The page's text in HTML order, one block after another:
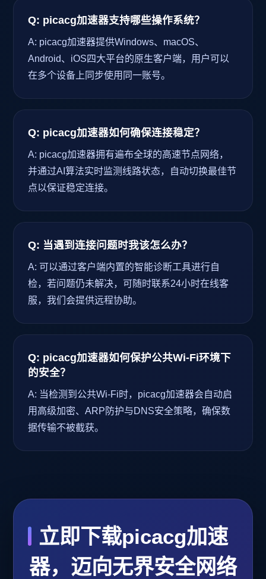
Q: picacg加速器支持哪些操作系统？
A: picacg加速器提供Windows、macOS、
Android、iOS四大平台的原生客户端，用户可以
在多个设备上同步使用同一账号。
Q: picacg加速器如何确保连接稳定？
A: picacg加速器拥有遍布全球的高速节点网络，
并通过AI算法实时监测线路状态，自动切换最佳节
点以保证稳定连接。
Q: 当遇到连接问题时我该怎么办？
A: 可以通过客户端内置的智能诊断工具进行自
检，若问题仍未解决，可随时联系24小时在线客
服，我们会提供远程协助。
Q: picacg加速器如何保护公共Wi-Fi环境下
的安全？
A: 当检测到公共Wi-Fi时，picacg加速器会自动启
用高级加密、ARP防护与DNS安全策略，确保数
据传输不被截获。
立即下载picacg加速
器，迈向无界安全网络